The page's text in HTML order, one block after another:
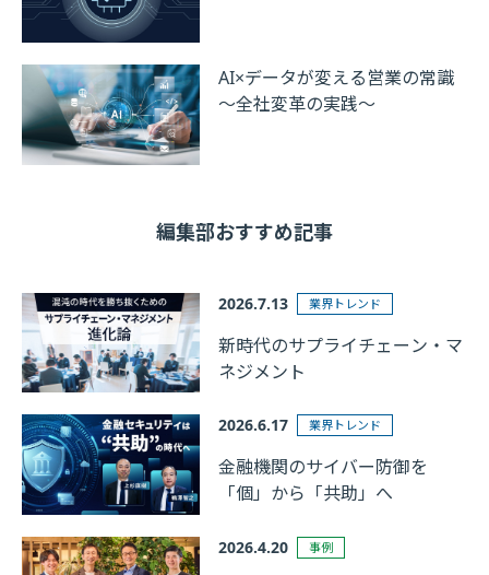
AI×データが変える営業の常識
～全社変革の実践～
編集部おすすめ記事
2026.7.13 業界トレンド
新時代のサプライチェーン・マ
ネジメント
2026.6.17 業界トレンド
金融機関のサイバー防御を
「個」から「共助」へ
2026.4.20 事例